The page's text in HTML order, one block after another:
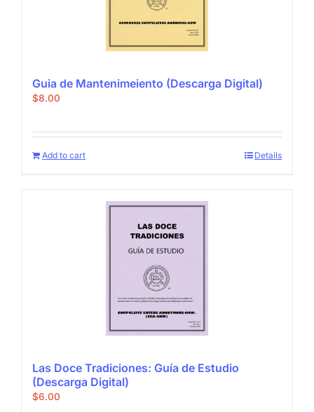
Guia de Mantenimeiento (Descarga Digital)
$8.00
Add to cart Details
Las Doce Tradiciones: Guía de Estudio
(Descarga Digital)
$6.00